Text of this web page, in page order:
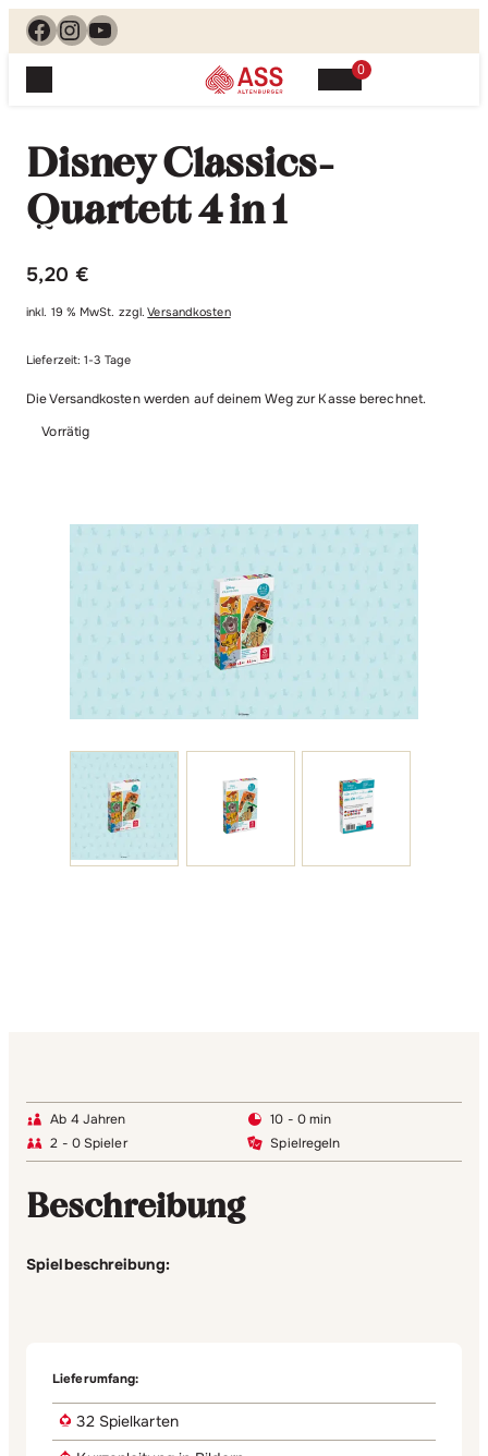
Facebook
Instagram
YouTube
0
Spielkarten
Themenwelten
Klassische Spiele
Lernspiele
Blog
Feedback
Anfrage
Kataloge
Shop
Shopübersicht
Merchandise
Suchen, finden, spielen. Jetzt & hier.
Suchen
nach:
Disney Classics-
Quartett 4 in 1
5,20 €
inkl. 19 % MwSt. zzgl.Versandkosten
Lieferzeit:1-3 Tage
Die Versandkosten werden auf deinem Weg zur Kasse berechnet.
Vorrätig
Ab 4 Jahren
10 - 0 min
2 - 0 Spieler
Spielregeln
Beschreibung
Spielbeschreibung:
Lieferumfang:
32 Spielkarten